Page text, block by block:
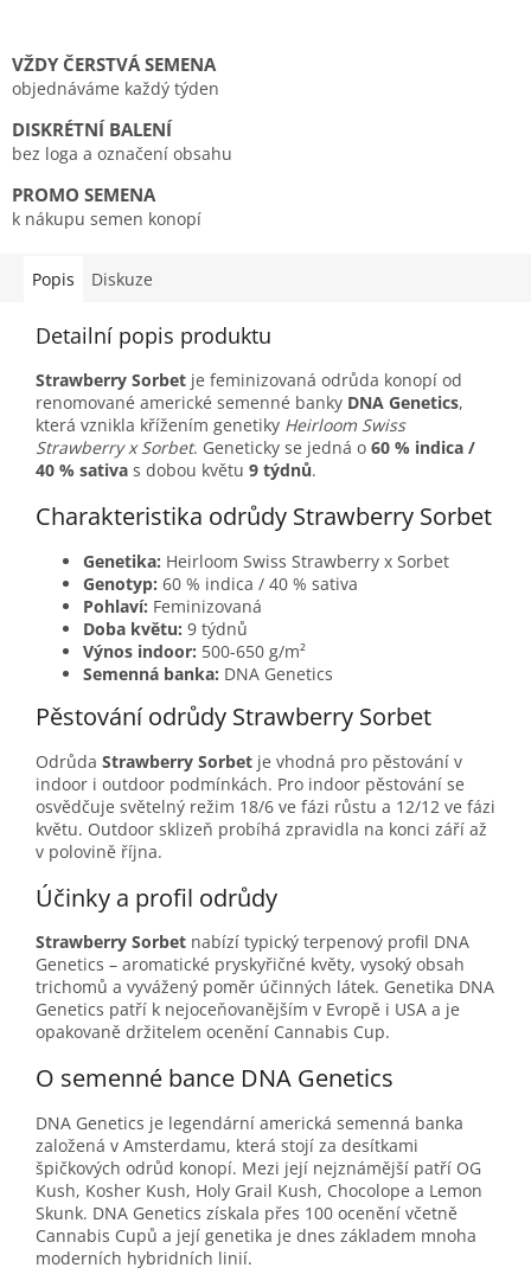
VŽDY ČERSTVÁ SEMENA
objednáváme každý týden
DISKRÉTNÍ BALENÍ
bez loga a označení obsahu
PROMO SEMENA
k nákupu semen konopí
Popis Diskuze
Detailní popis produktu
Strawberry Sorbet je feminizovaná odrůda konopí od
renomované americké semenné banky DNA Genetics,
která vznikla křížením genetiky Heirloom Swiss
Strawberry x Sorbet. Geneticky se jedná o 60 % indica /
40 % sativa s dobou květu 9 týdnů.
Charakteristika odrůdy Strawberry Sorbet
Genetika: Heirloom Swiss Strawberry x Sorbet
Genotyp: 60 % indica / 40 % sativa
Pohlaví: Feminizovaná
Doba květu: 9 týdnů
Výnos indoor: 500-650 g/m²
Semenná banka: DNA Genetics
Pěstování odrůdy Strawberry Sorbet
Odrůda Strawberry Sorbet je vhodná pro pěstování v
indoor i outdoor podmínkách. Pro indoor pěstování se
osvědčuje světelný režim 18/6 ve fázi růstu a 12/12 ve fázi
květu. Outdoor sklizeň probíhá zpravidla na konci září až
v polovině října.
Účinky a profil odrůdy
Strawberry Sorbet nabízí typický terpenový profil DNA
Genetics – aromatické pryskyřičné květy, vysoký obsah
trichomů a vyvážený poměr účinných látek. Genetika DNA
Genetics patří k nejoceňovanějším v Evropě i USA a je
opakovaně držitelem ocenění Cannabis Cup.
O semenné bance DNA Genetics
DNA Genetics je legendární americká semenná banka
založená v Amsterdamu, která stojí za desítkami
špičkových odrůd konopí. Mezi její nejznámější patří OG
Kush, Kosher Kush, Holy Grail Kush, Chocolope a Lemon
Skunk. DNA Genetics získala přes 100 ocenění včetně
Cannabis Cupů a její genetika je dnes základem mnoha
moderních hybridních linií.